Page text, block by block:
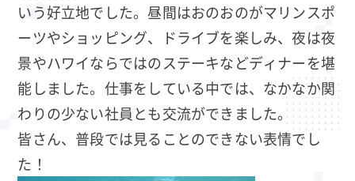
いう好立地でした。昼間はおのおのがマリンスポ
ーツやショッピング、ドライブを楽しみ、夜は夜
景やハワイならではのステーキなどディナーを堪
能しました。仕事をしている中では、なかなか関
わりの少ない社員とも交流ができました。
皆さん、普段では見ることのできない表情でし
た！